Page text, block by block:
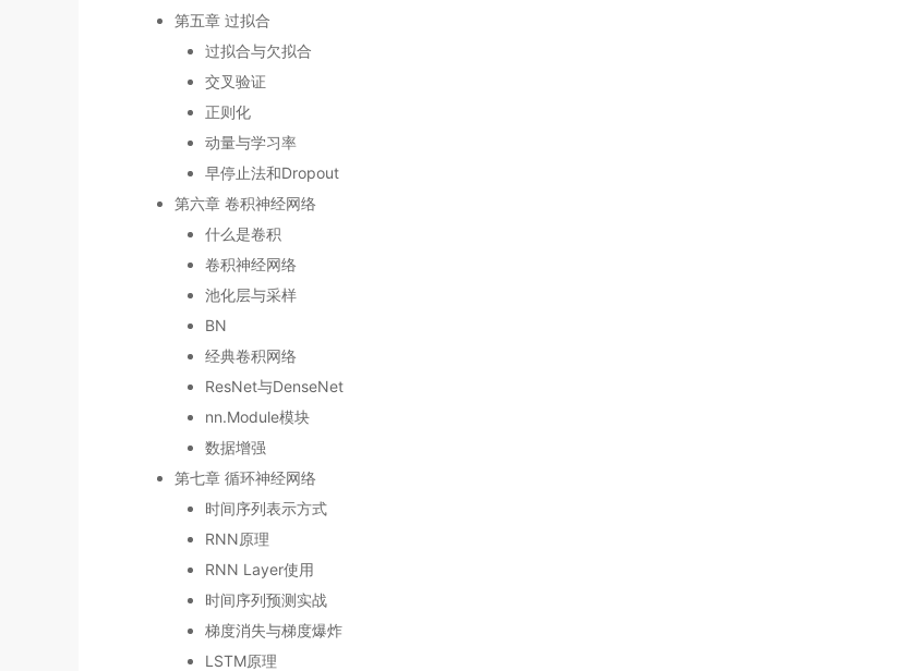
第五章 过拟合
过拟合与欠拟合
交叉验证
正则化
动量与学习率
早停止法和Dropout
第六章 卷积神经网络
什么是卷积
卷积神经网络
池化层与采样
BN
经典卷积网络
ResNet与DenseNet
nn.Module模块
数据增强
第七章 循环神经网络
时间序列表示方式
RNN原理
RNN Layer使用
时间序列预测实战
梯度消失与梯度爆炸
LSTM原理